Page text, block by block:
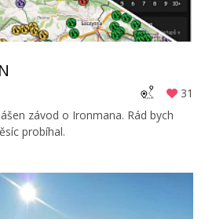
31
závod o Ironmana. Rád bych
probíhal.